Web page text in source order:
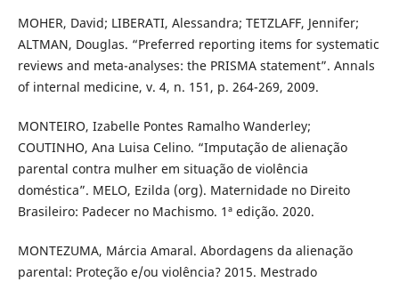
MOHER, David; LIBERATI, Alessandra; TETZLAFF, Jennifer;
ALTMAN, Douglas. “Preferred reporting items for systematic
reviews and meta-analyses: the PRISMA statement”. Annals
of internal medicine, v. 4, n. 151, p. 264-269, 2009.
MONTEIRO, Izabelle Pontes Ramalho Wanderley;
COUTINHO, Ana Luisa Celino. “Imputação de alienação
parental contra mulher em situação de violência
doméstica”. MELO, Ezilda (org). Maternidade no Direito
Brasileiro: Padecer no Machismo. 1ª edição. 2020.
MONTEZUMA, Márcia Amaral. Abordagens da alienação
parental: Proteção e/ou violência? 2015. Mestrado